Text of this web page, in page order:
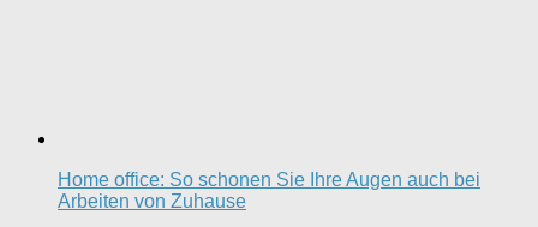
Home office: So schonen Sie Ihre Augen auch bei
Arbeiten von Zuhause